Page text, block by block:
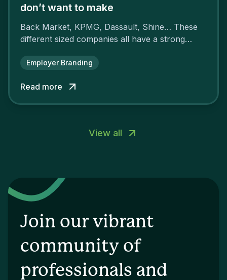
don’t want to make
Back Market, KPMG, Dassault, Shine… These
different sized companies all have a strong
attractiveness and loyalty and makes their
Employer Branding
Read more
View all
Join our vibrant
community of
professionals and